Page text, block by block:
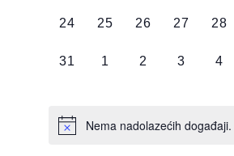
0
24
0
25
0
26
0
27
0
28
0
31
0
1
0
2
0
3
0
4
Nema nadolazećih događaji.